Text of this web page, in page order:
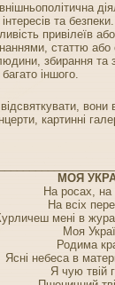
та
привілеїв
статтю
збирання та
іншого.
вони
картинні
МОЯ
На росах, на
На всіх
мені в
Моя
Родима
Ясні небеса в
Я чую твій